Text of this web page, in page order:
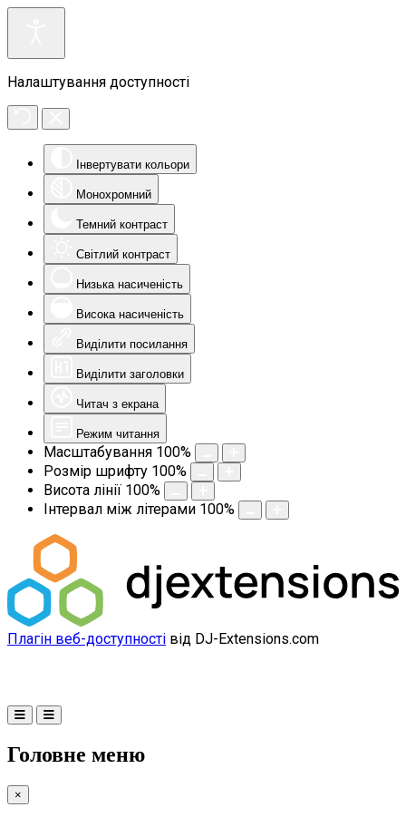
Налаштування доступності
Інвертувати кольори
Монохромний
Темний контраст
Світлий контраст
Низька насиченість
Висока насиченість
Виділити посилання
Виділити заголовки
Читач з екрана
Режим читання
Масштабування 100%
Розмір шрифту 100%
Висота лінії 100%
Інтервал між літерами 100%
Плагін веб-доступності від DJ-Extensions.com
Головне меню
×